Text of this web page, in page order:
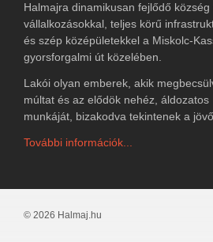
Halmajra dinamikusan fejlődő
vállalkozásokkal, teljes körű
és szép középületekkel a Miskolc-
gyorsforgalmi út közelében.
Lakói olyan emberek, akik
múltat és az elődök nehéz, áldozatos
munkáját, bizakodva tekintenek a
További információk...
© 2026 Halmaj.hu